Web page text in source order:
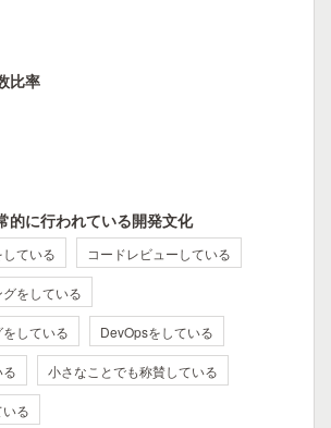
比率
的に行われている開発文化
ている コードレビューしている
をしている
している DevOpsをしている
小さなことでも称賛している
る